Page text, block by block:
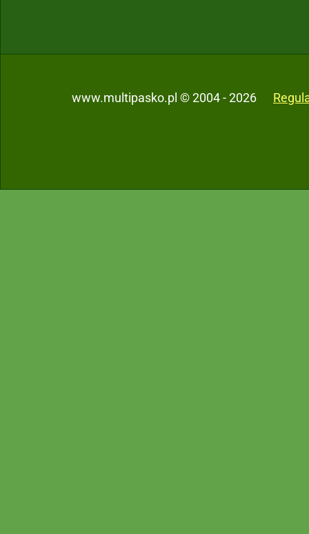
www.multipasko.pl © 2004 - 2026